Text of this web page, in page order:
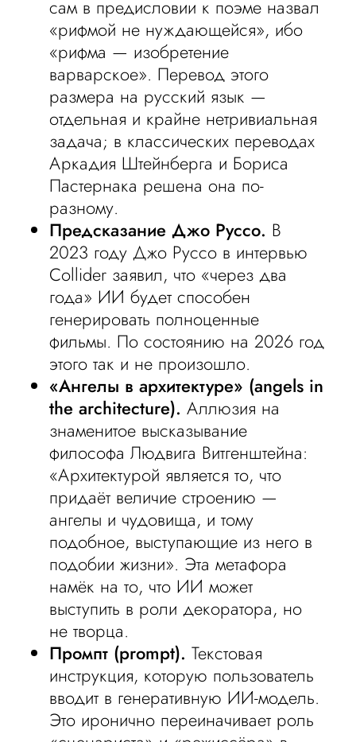
сам в предисловии к поэме назвал
«рифмой не нуждающейся», ибо
«рифма — изобретение
варварское». Перевод этого
размера на русский язык —
отдельная и крайне нетривиальная
задача; в классических переводах
Аркадия Штейнберга и Бориса
Пастернака решена она по-
разному.
Предсказание Джо Руссо. В
2023 году Джо Руссо в интервью
Collider заявил, что «через два
года» ИИ будет способен
генерировать полноценные
фильмы. По состоянию на 2026 год
этого так и не произошло.
«Ангелы в архитектуре» (angels in
the architecture). Аллюзия на
знаменитое высказывание
философа Людвига Витгенштейна:
«Архитектурой является то, что
придаёт величие строению —
ангелы и чудовища, и тому
подобное, выступающие из него в
подобии жизни». Эта метафора
намёк на то, что ИИ может
выступить в роли декоратора, но
не творца.
Промпт (prompt). Текстовая
инструкция, которую пользователь
вводит в генеративную ИИ-модель.
Это иронично переиначивает роль